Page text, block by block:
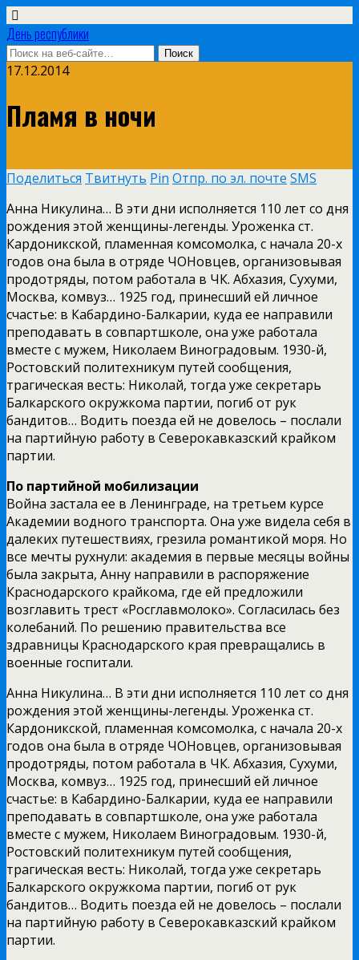
День республики
17.12.2014
Пламя в ночи
Поделиться Твитнуть Pin Отпр. по эл. почте SMS
Анна Никулина… В эти дни исполняется 110 лет со дня
рождения этой женщины-легенды. Уроженка ст.
Кардоникской, пламенная комсомолка, с начала 20-х
годов она была в отряде ЧОНовцев, организовывая
продотряды, потом работала в ЧК. Абхазия, Сухуми,
Москва, комвуз… 1925 год, принесший ей личное
счастье: в Кабардино-Балкарии, куда ее направили
преподавать в совпартшколе, она уже работала
вместе с мужем, Николаем Виноградовым. 1930-й,
Ростовский политехникум путей сообщения,
трагическая весть: Николай, тогда уже секретарь
Балкарского окружкома партии, погиб от рук
бандитов… Водить поезда ей не довелось – послали
на партийную работу в Северокавказский крайком
партии.
По партийной мобилизации
Война застала ее в Ленинграде, на третьем курсе
Академии водного транспорта. Она уже видела себя в
далеких путешествиях, грезила романтикой моря. Но
все мечты рухнули: академия в первые месяцы войны
была закрыта, Анну направили в распоряжение
Краснодарского крайкома, где ей предложили
возглавить трест «Росглавмолоко». Согласилась без
колебаний. По решению правительства все
здравницы Краснодарского края превращались в
военные госпитали.
Анна Никулина… В эти дни исполняется 110 лет со дня
рождения этой женщины-легенды. Уроженка ст.
Кардоникской, пламенная комсомолка, с начала 20-х
годов она была в отряде ЧОНовцев, организовывая
продотряды, потом работала в ЧК. Абхазия, Сухуми,
Москва, комвуз… 1925 год, принесший ей личное
счастье: в Кабардино-Балкарии, куда ее направили
преподавать в совпартшколе, она уже работала
вместе с мужем, Николаем Виноградовым. 1930-й,
Ростовский политехникум путей сообщения,
трагическая весть: Николай, тогда уже секретарь
Балкарского окружкома партии, погиб от рук
бандитов… Водить поезда ей не довелось – послали
на партийную работу в Северокавказский крайком
партии.